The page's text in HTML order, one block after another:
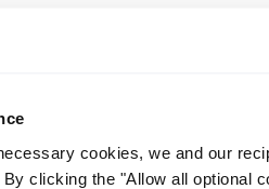
cookies, we and our
clicking the "Allow all optional